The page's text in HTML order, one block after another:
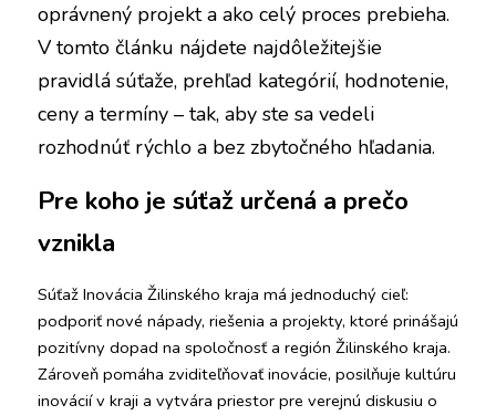
oprávnený projekt a ako celý proces prebieha.
V tomto článku nájdete najdôležitejšie
pravidlá súťaže, prehľad kategórií, hodnotenie,
ceny a termíny – tak, aby ste sa vedeli
rozhodnúť rýchlo a bez zbytočného hľadania.
Pre koho je súťaž určená a prečo
vznikla
Súťaž Inovácia Žilinského kraja má jednoduchý cieľ:
podporiť nové nápady, riešenia a projekty, ktoré prinášajú
pozitívny dopad na spoločnosť a región Žilinského kraja.
Zároveň pomáha zviditeľňovať inovácie, posilňuje kultúru
inovácií v kraji a vytvára priestor pre verejnú diskusiu o